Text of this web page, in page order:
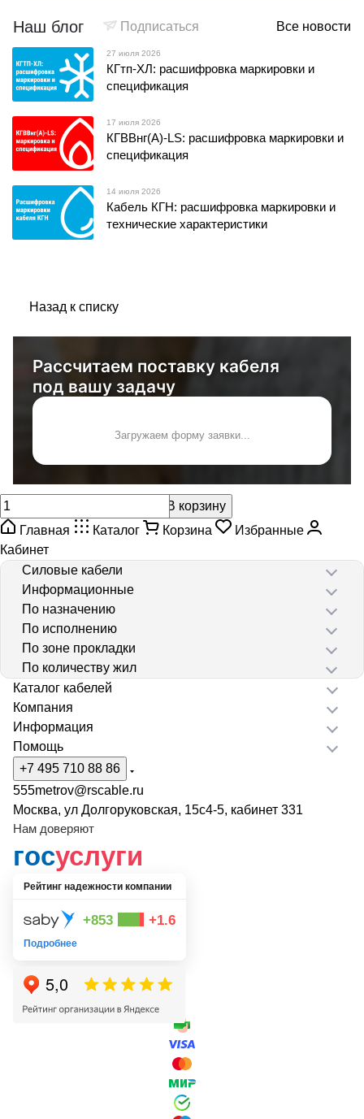
Наш блог Подписаться Все новости
27 июля 2026
КГтп-ХЛ: расшифровка маркировки и
спецификация
17 июля 2026
КГВВнг(А)-LS: расшифровка маркировки и
спецификация
14 июля 2026
Кабель КГН: расшифровка маркировки и
технические характеристики
Назад к списку
Рассчитаем поставку кабеля
под вашу задачу
Загружаем форму заявки...
В корзину
Главная
Каталог Корзина
Избранные
Кабинет
Силовые кабели
Информационные
По назначению
По исполнению
По зоне прокладки
По количеству жил
Каталог кабелей
Компания
Информация
Помощь
+7 495 710 88 86
555metrov@rscable.ru
Москва, ул Долгоруковская, 15с4-5, кабинет 331
Нам доверяют
госуслуги
Рейтинг надежности компании
+853 +1.6
Подробнее